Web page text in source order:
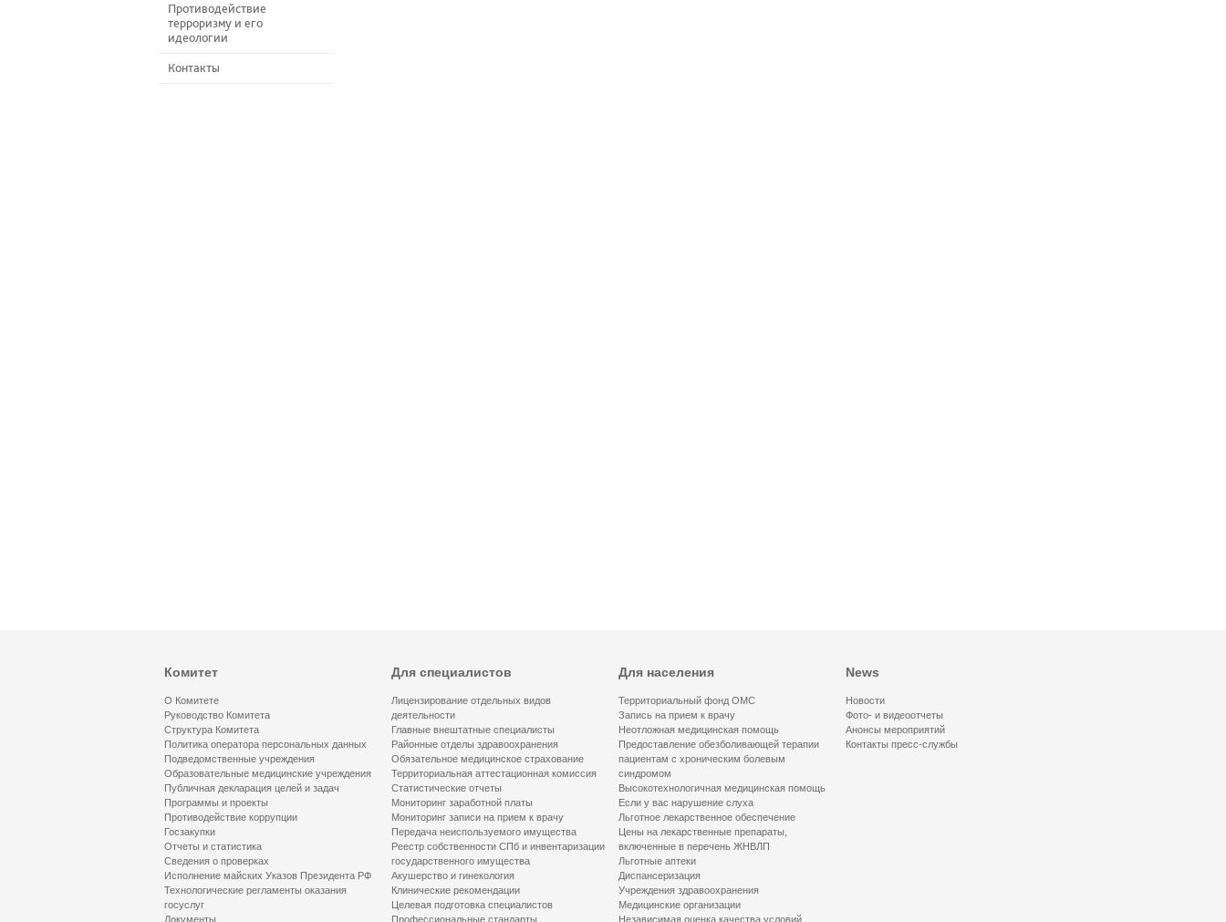
Противодействие
терроризму и его
идеологии
Контакты
Комитет
О Комитете
Руководство Комитета
Структура Комитета
Политика оператора персональных данных
Подведомственные учреждения
Образовательные медицинские учреждения
Публичная декларация целей и задач
Программы и проекты
Противодействие коррупции
Госзакупки
Отчеты и статистика
Сведения о проверках
Исполнение майских Указов Президента РФ
Технологические регламенты оказания
госуслуг
Документы
Для специалистов
Лицензирование отдельных видов
деятельности
Главные внештатные специалисты
Районные отделы здравоохранения
Обязательное медицинское страхование
Территориальная аттестационная комиссия
Статистические отчеты
Мониторинг заработной платы
Мониторинг записи на прием к врачу
Передача неиспользуемого имущества
Реестр собственности СПб и инвентаризации
государственного имущества
Акушерство и гинекология
Клинические рекомендации
Целевая подготовка специалистов
Профессиональные стандарты
Для населения
Территориальный фонд ОМС
Запись на прием к врачу
Неотложная медицинская помощь
Предоставление обезболивающей терапии
пациентам с хроническим болевым
синдромом
Высокотехнологичная медицинская помощь
Если у вас нарушение слуха
Льготное лекарственное обеспечение
Цены на лекарственные препараты,
включенные в перечень ЖНВЛП
Льготные аптеки
Диспансеризация
Учреждения здравоохранения
Медицинские организации
Независимая оценка качества условий
News
Новости
Фото- и видеоотчеты
Анонсы мероприятий
Контакты пресс-службы